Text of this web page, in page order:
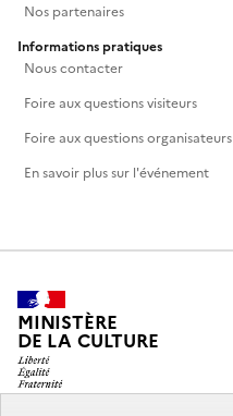
Nos partenaires
Informations pratiques
Nous contacter
Foire aux questions visiteurs
Foire aux questions organisateurs
En savoir plus sur l'événement
MINISTÈRE
DE LA CULTURE